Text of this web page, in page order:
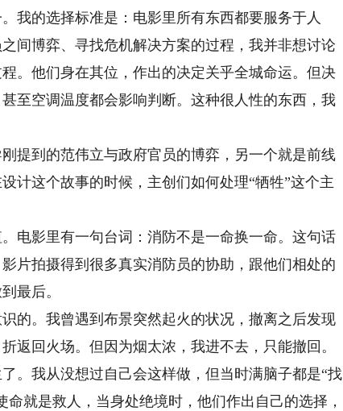
的选择标准是：电影里所有东西都要服务于人
间博弈、寻找危机解决方案的过程，我并非想讨论
。他们身在其位，作出的决定关乎全城命运。但决
至空调温度都会影响判断。这种很人性的东西，我
到的范伟立与政府官员的博弈，另一个就是前线
计这个故事的时候，主创们如何处理“牺牲”这个主
影里有一句台词：消防不是一命换一命。这句话
片拍摄得到很多真实消防员的协助，跟他们相处的
最后。
。我曾遇到布景突然起火的状况，撤离之后发现
返回火场。但因为烟太浓，我进不去，只能撤回。
。我从没想过自己会这样做，但当时满脑子都是“找
就是救人，当身处绝境时，他们作出自己的选择，